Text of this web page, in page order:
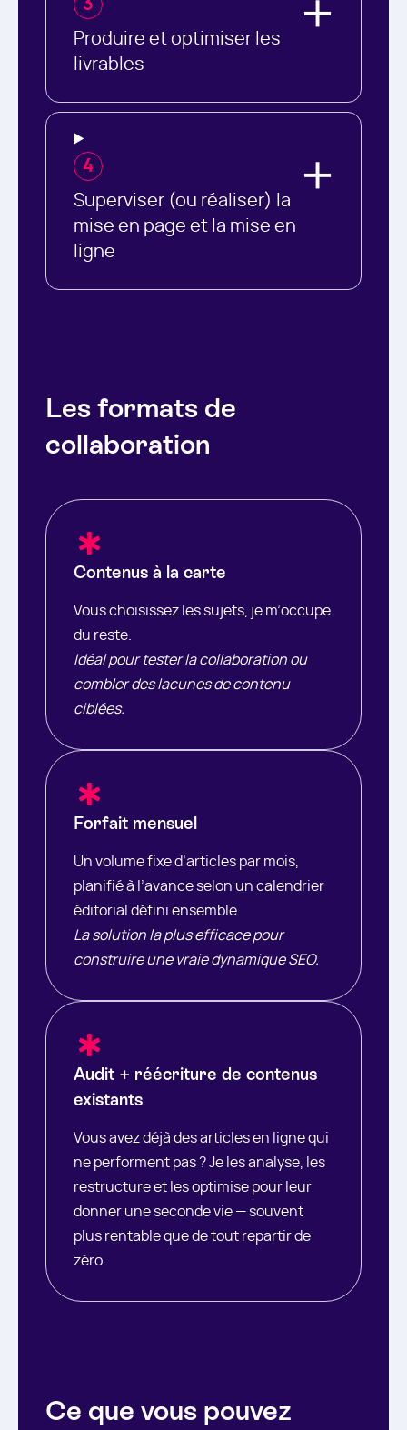
3
Produire et optimiser les
livrables
4
Superviser (ou réaliser) la
mise en page et la mise en
ligne
Les formats de
collaboration
Contenus à la carte
Vous choisissez les sujets, je m’occupe
du reste.
Idéal pour tester la collaboration ou
combler des lacunes de contenu
ciblées.
Forfait mensuel
Un volume fixe d’articles par mois,
planifié à l’avance selon un calendrier
éditorial défini ensemble.
La solution la plus efficace pour
construire une vraie dynamique SEO.
Audit + réécriture de contenus
existants
Vous avez déjà des articles en ligne qui
ne performent pas ? Je les analyse, les
restructure et les optimise pour leur
donner une seconde vie — souvent
plus rentable que de tout repartir de
zéro.
Ce que vous pouvez